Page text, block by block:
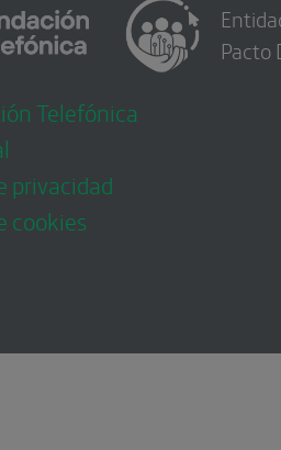
Telefónica
privacidad
cookies
Pacto